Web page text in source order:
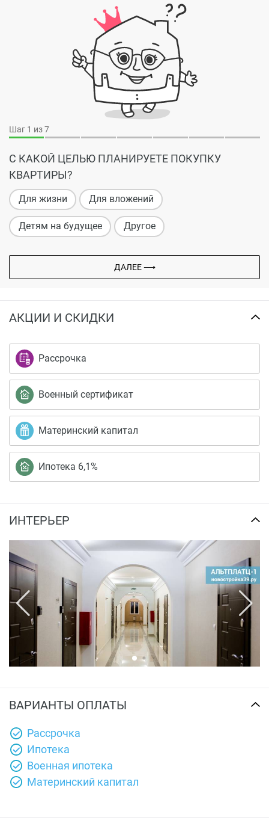
Шаг 1 из 7
С КАКОЙ ЦЕЛЬЮ ПЛАНИРУЕТЕ ПОКУПКУ
КВАРТИРЫ?
Для жизни Для вложений
Детям на будущее Другое
ДАЛЕЕ ⟶
АКЦИИ И СКИДКИ
Рассрочка
Военный сертификат
Материнский капитал
Ипотека 6,1%
ИНТЕРЬЕР
ВАРИАНТЫ ОПЛАТЫ
Рассрочка
Ипотека
Военная ипотека
Материнский капитал